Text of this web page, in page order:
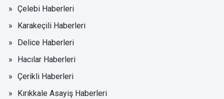
Çelebi Haberleri
Karakeçili Haberleri
Delice Haberleri
Hacılar Haberleri
Çerikli Haberleri
Kırıkkale Asayiş Haberleri